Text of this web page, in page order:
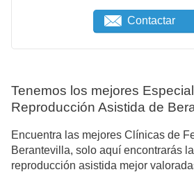
Contactar
Tenemos los mejores
Reproducción Asistida de
Encuentra las mejores Clínicas de
Berantevilla, solo aquí encontrarás
reproducción asistida mejor